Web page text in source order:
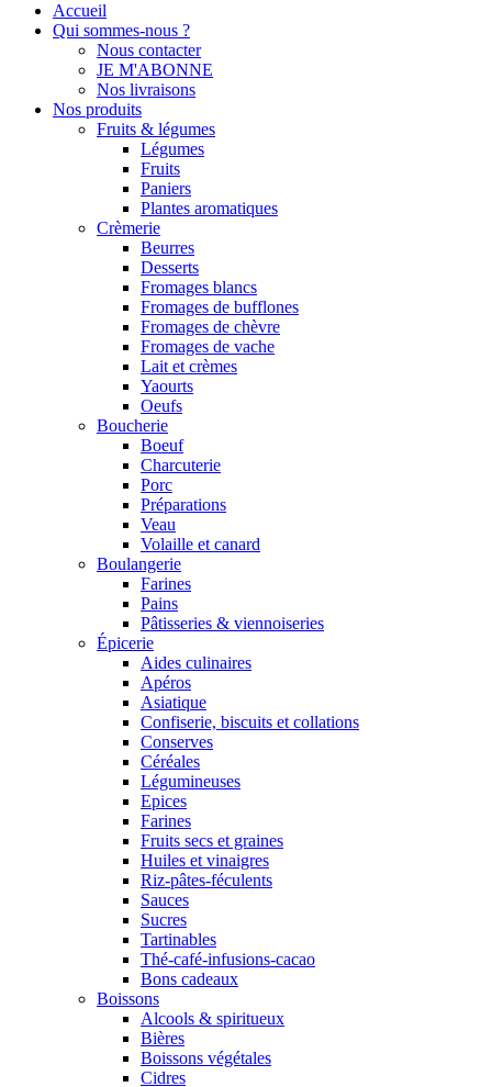
Accueil
Qui sommes-nous ?
Nous contacter
JE M'ABONNE
Nos livraisons
Nos produits
Fruits & légumes
Légumes
Fruits
Paniers
Plantes aromatiques
Crèmerie
Beurres
Desserts
Fromages blancs
Fromages de bufflones
Fromages de chèvre
Fromages de vache
Lait et crèmes
Yaourts
Oeufs
Boucherie
Boeuf
Charcuterie
Porc
Préparations
Veau
Volaille et canard
Boulangerie
Farines
Pains
Pâtisseries & viennoiseries
Épicerie
Aides culinaires
Apéros
Asiatique
Confiserie, biscuits et collations
Conserves
Céréales
Légumineuses
Epices
Farines
Fruits secs et graines
Huiles et vinaigres
Riz-pâtes-féculents
Sauces
Sucres
Tartinables
Thé-café-infusions-cacao
Bons cadeaux
Boissons
Alcools & spiritueux
Bières
Boissons végétales
Cidres